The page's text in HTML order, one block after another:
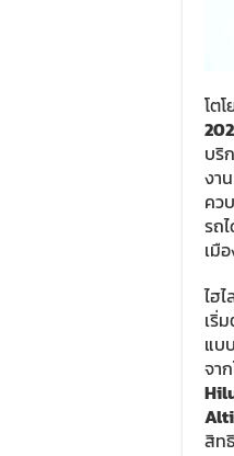
โต
บริ
งา
คว
รถ
เมื
ไฮ
เริ่
แบ
จา
สิท